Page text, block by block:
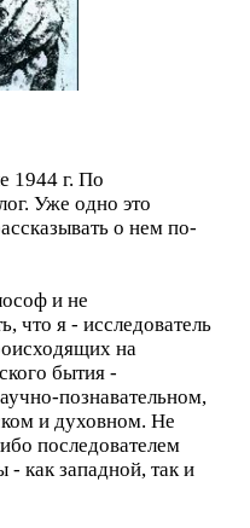
1944 г. По
Уже одно это
о нем по-
и не
что я - исследователь
на
бытия -
познавательном,
и духовном. Не
последователем
как западной, так и